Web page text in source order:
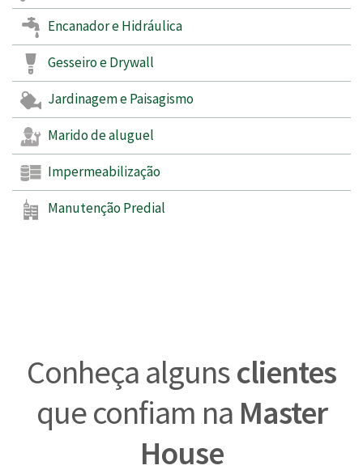
Encanador e Hidráulica
Gesseiro e Drywall
Jardinagem e Paisagismo
Marido de aluguel
Impermeabilização
Manutenção Predial
Conheça algunsclientes
que confiam na Master
House